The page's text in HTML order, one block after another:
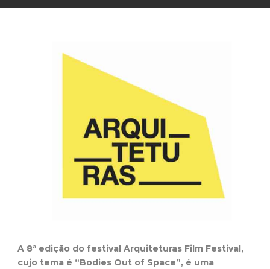
A 8ª edição do festival Arquiteturas Film Festival,
cujo tema é “Bodies Out of Space”, é uma